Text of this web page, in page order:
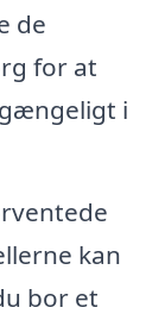
de
for at
i
kan
bor et